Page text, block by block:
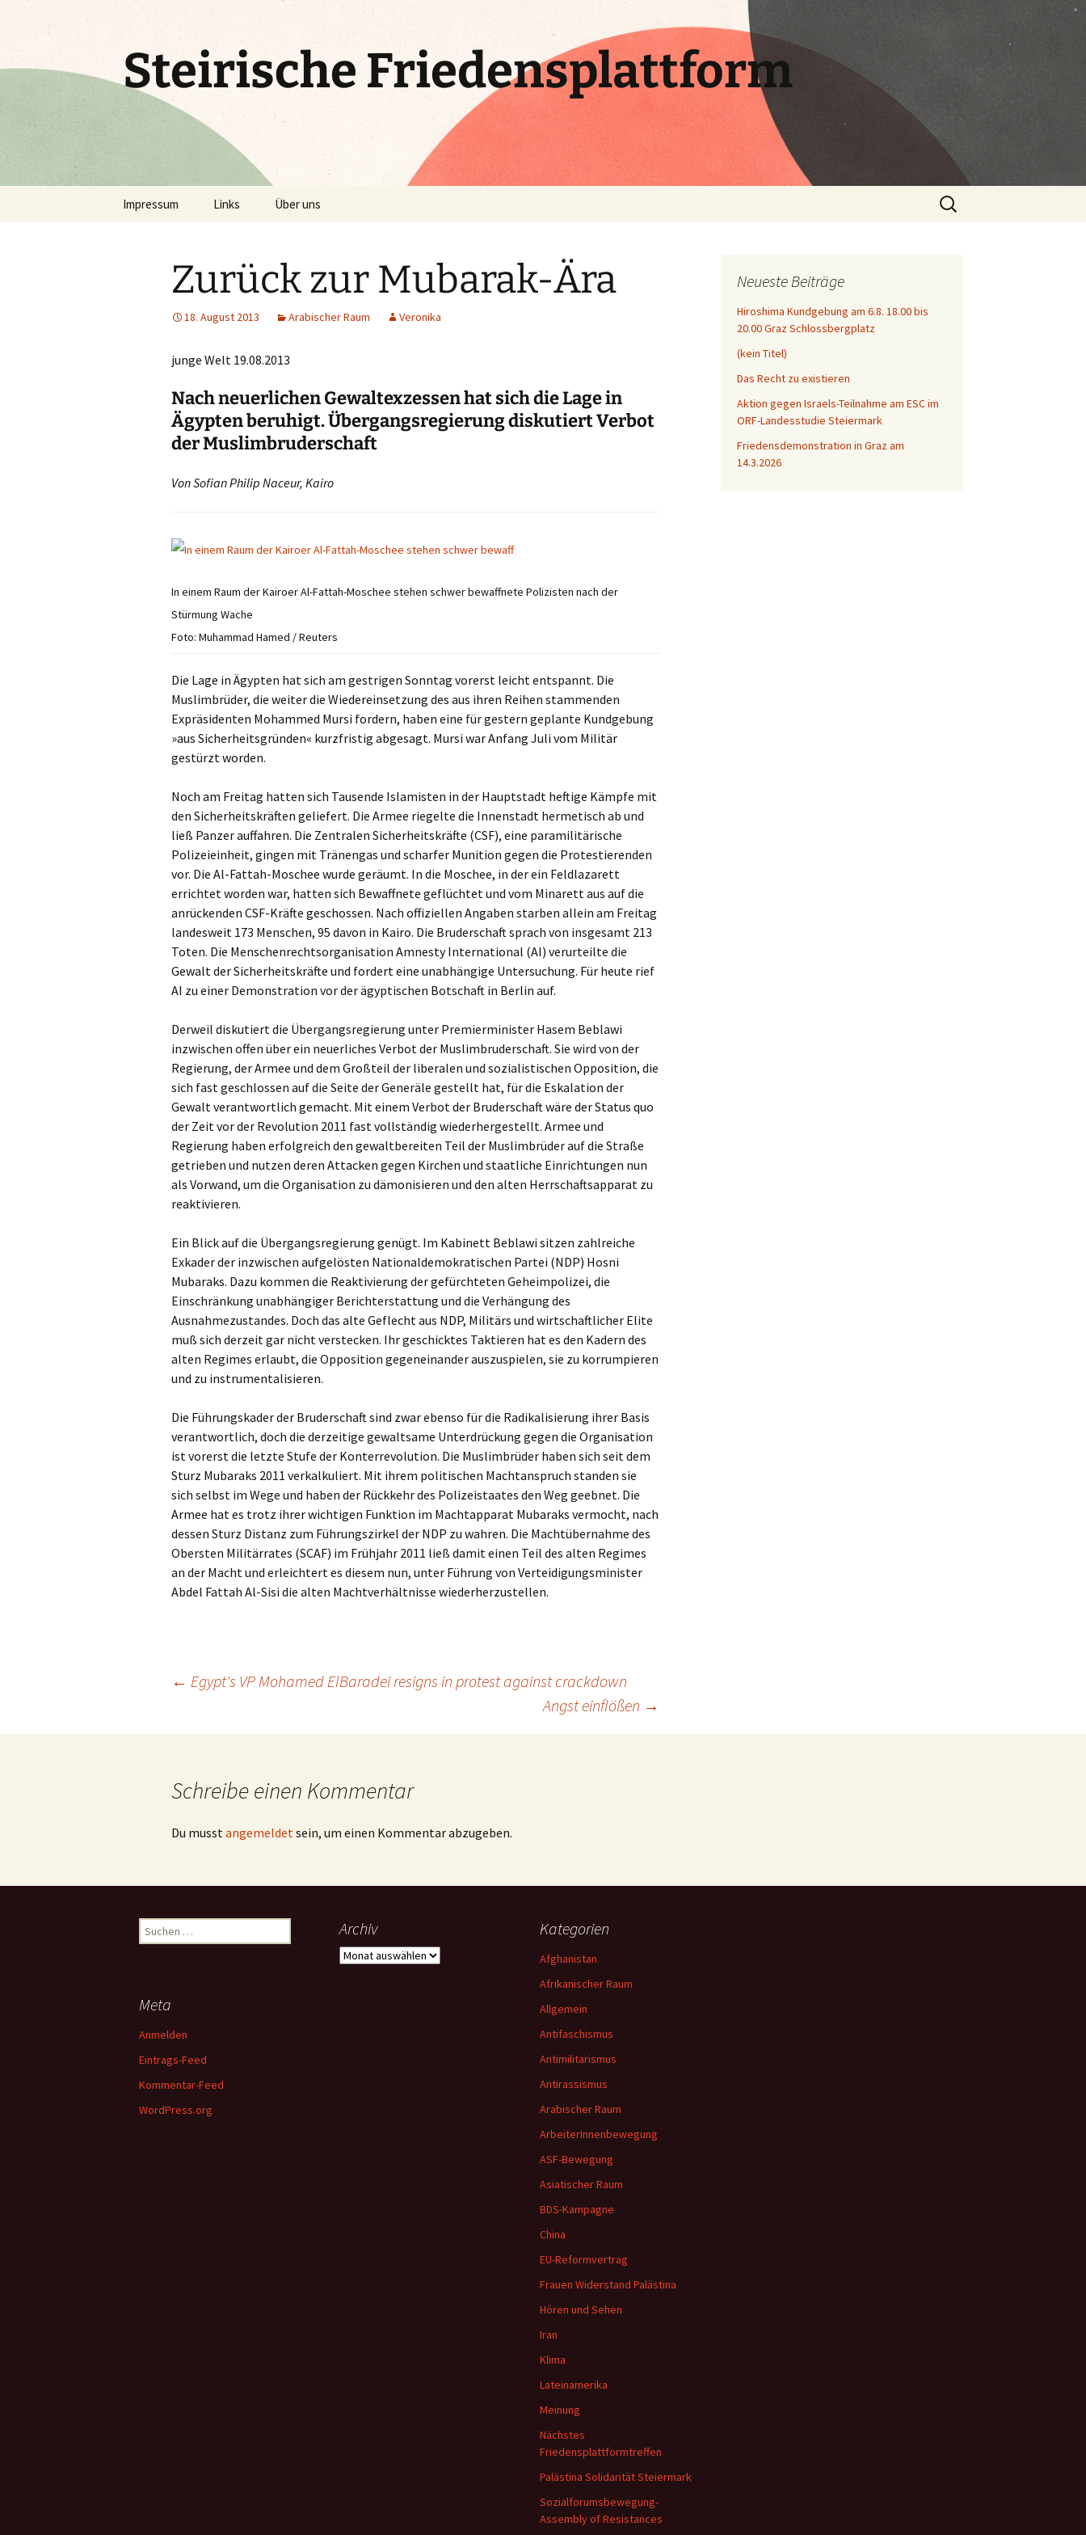
Steirische Friedensplattform
Impressum Links Über uns
Suchen
nach:
Zurück zur Mubarak-Ära
18. August 2013 Arabischer Raum Veronika
junge Welt 19.08.2013
Nach neuerlichen Gewaltexzessen hat sich die Lage in
Ägypten beruhigt. Übergangsregierung diskutiert Verbot
der Muslimbruderschaft
Von Sofian Philip Naceur, Kairo
In einem Raum der Kairoer Al-Fattah-Moschee stehen schwer bewaffnete Polizisten nach der
Stürmung Wache
Foto: Muhammad Hamed / Reuters
Die Lage in Ägypten hat sich am gestrigen Sonntag vorerst leicht entspannt. Die
Muslimbrüder, die weiter die Wiedereinsetzung des aus ihren Reihen stammenden
Expräsidenten Mohammed Mursi fordern, haben eine für gestern geplante Kundgebung
»aus Sicherheitsgründen« kurzfristig abgesagt. Mursi war Anfang Juli vom Militär
gestürzt worden.
Noch am Freitag hatten sich Tausende Islamisten in der Hauptstadt heftige Kämpfe mit
den Sicherheitskräften geliefert. Die Armee riegelte die Innenstadt hermetisch ab und
ließ Panzer auffahren. Die Zentralen Sicherheitskräfte (CSF), eine paramilitärische
Polizeieinheit, gingen mit Tränengas und scharfer Munition gegen die Protestierenden
vor. Die Al-Fattah-Moschee wurde geräumt. In die Moschee, in der ein Feldlazarett
errichtet worden war, hatten sich Bewaffnete geflüchtet und vom Minarett aus auf die
anrückenden CSF-Kräfte geschossen. Nach offiziellen Angaben starben allein am Freitag
landesweit 173 Menschen, 95 davon in Kairo. Die Bruderschaft sprach von insgesamt 213
Toten. Die Menschenrechtsorganisation Amnesty International (AI) verurteilte die
Gewalt der Sicherheitskräfte und fordert eine unabhängige Untersuchung. Für heute rief
AI zu einer Demonstration vor der ägyptischen Botschaft in Berlin auf.
Derweil diskutiert die Übergangsregierung unter Premierminister Hasem Beblawi
inzwischen offen über ein neuerliches Verbot der Muslimbruderschaft. Sie wird von der
Regierung, der Armee und dem Großteil der liberalen und sozialistischen Opposition, die
sich fast geschlossen auf die Seite der Generäle gestellt hat, für die Eskalation der
Gewalt verantwortlich gemacht. Mit einem Verbot der Bruderschaft wäre der Status quo
der Zeit vor der Revolution 2011 fast vollständig wiederhergestellt. Armee und
Regierung haben erfolgreich den gewaltbereiten Teil der Muslimbrüder auf die Straße
getrieben und nutzen deren Attacken gegen Kirchen und staatliche Einrichtungen nun
als Vorwand, um die Organisation zu dämonisieren und den alten Herrschaftsapparat zu
reaktivieren.
Ein Blick auf die Übergangsregierung genügt. Im Kabinett Beblawi sitzen zahlreiche
Exkader der inzwischen aufgelösten Nationaldemokratischen Partei (NDP) Hosni
Mubaraks. Dazu kommen die Reaktivierung der gefürchteten Geheimpolizei, die
Einschränkung unabhängiger Berichterstattung und die Verhängung des
Ausnahmezustandes. Doch das alte Geflecht aus NDP, Militärs und wirtschaftlicher Elite
muß sich derzeit gar nicht verstecken. Ihr geschicktes Taktieren hat es den Kadern des
alten Regimes erlaubt, die Opposition gegeneinander auszuspielen, sie zu korrumpieren
und zu instrumentalisieren.
Die Führungskader der Bruderschaft sind zwar ebenso für die Radikalisierung ihrer Basis
verantwortlich, doch die derzeitige gewaltsame Unterdrückung gegen die Organisation
ist vorerst die letzte Stufe der Konterrevolution. Die Muslimbrüder haben sich seit dem
Sturz Mubaraks 2011 verkalkuliert. Mit ihrem politischen Machtanspruch standen sie
sich selbst im Wege und haben der Rückkehr des Polizeistaates den Weg geebnet. Die
Armee hat es trotz ihrer wichtigen Funktion im Machtapparat Mubaraks vermocht, nach
dessen Sturz Distanz zum Führungszirkel der NDP zu wahren. Die Machtübernahme des
Obersten Militärrates (SCAF) im Frühjahr 2011 ließ damit einen Teil des alten Regimes
an der Macht und erleichtert es diesem nun, unter Führung von Verteidigungsminister
Abdel Fattah Al-Sisi die alten Machtverhältnisse wiederherzustellen.
Beitragsnavigation
← Egypt's VP Mohamed ElBaradei resigns in protest against crackdown
Angst einflößen →
Schreibe einen Kommentar
Du musstangemeldetsein, um einen Kommentar abzugeben.
Neueste Beiträge
Hiroshima Kundgebung am 6.8. 18.00 bis
20.00 Graz Schlossbergplatz
(kein Titel)
Das Recht zu existieren
Aktion gegen Israels-Teilnahme am ESC im
ORF-Landesstudie Steiermark
Friedensdemonstration in Graz am
14.3.2026
Suchen
nach:
Archiv
Archiv
Kategorien
Afghanistan
Afrikanischer Raum
Allgemein
Antifaschismus
Antimilitarismus
Antirassismus
Arabischer Raum
ArbeiterInnenbewegung
ASF-Bewegung
Asiatischer Raum
BDS-Kampagne
China
EU-Reformvertrag
Frauen Widerstand Palästina
Hören und Sehen
Iran
Klima
Lateinamerika
Meinung
Nächstes
Friedensplattformtreffen
Palästina Solidarität Steiermark
Sozialforumsbewegung-
Assembly of Resistances
Meta
Anmelden
Eintrags-Feed
Kommentar-Feed
WordPress.org